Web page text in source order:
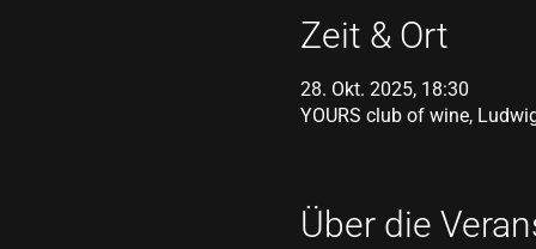
Zeit & Ort
28. Okt. 2025, 18:30
YOURS club of wine,
Über die